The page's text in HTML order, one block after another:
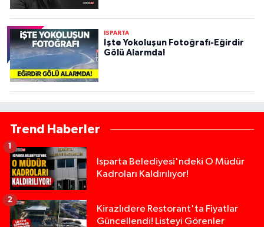
ISPARTA
İşte Yokoluşun Fotoğrafı-Eğirdir
Gölü Alarmda!
Trend Haberler
Isparta Belediyesi'ndeki O Müdür
Kadroları Kaldırılıyor!
1
Kirazlıdere Restorant'ta Fiyatlar
Güncellendi! Listeyi Görenler
2